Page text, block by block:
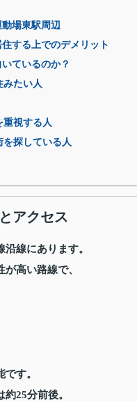
動場東駅周辺
する上でのデメリット
ているのか？
みたい人
重視する人
を探している人
アクセス
線にあります。
高い路線で、
す。
25分前後。